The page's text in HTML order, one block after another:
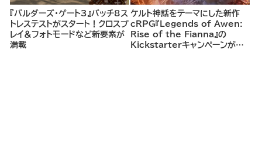
『バルダーズ・ゲート3』パッチ8ス
トレステストがスタート！クロスプ
レイ＆フォトモードなど新要素が
満載
ケルト神話をテーマにした新作
cRPG『Legends of Awen:
Rise of the Fianna』の
Kickstarterキャンペーンがま